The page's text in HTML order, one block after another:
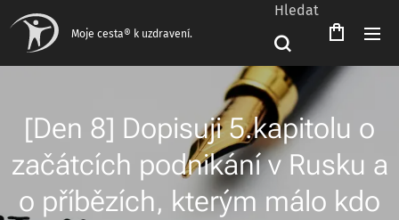
Moje cesta® k uzdravení.
Hledat
[Den 8] Dopisuji 5.kapitolu o
začátcích podnikání v Rusku a
o příbězích, kterým málo kdo